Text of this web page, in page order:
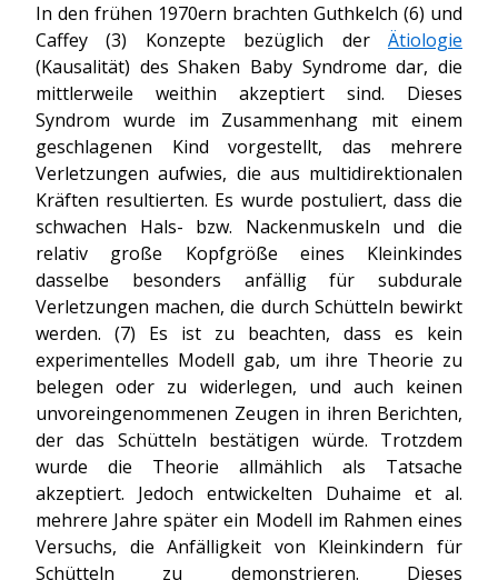
In den frühen 1970ern brachten Guthkelch (6) und
Caffey (3) Konzepte bezüglich der Ätiologie
(Kausalität) des Shaken Baby Syndrome dar, die
mittlerweile weithin akzeptiert sind. Dieses
Syndrom wurde im Zusammenhang mit einem
geschlagenen Kind vorgestellt, das mehrere
Verletzungen aufwies, die aus multidirektionalen
Kräften resultierten. Es wurde postuliert, dass die
schwachen Hals- bzw. Nackenmuskeln und die
relativ große Kopfgröße eines Kleinkindes
dasselbe besonders anfällig für subdurale
Verletzungen machen, die durch Schütteln bewirkt
werden. (7) Es ist zu beachten, dass es kein
experimentelles Modell gab, um ihre Theorie zu
belegen oder zu widerlegen, und auch keinen
unvoreingenommenen Zeugen in ihren Berichten,
der das Schütteln bestätigen würde. Trotzdem
wurde die Theorie allmählich als Tatsache
akzeptiert. Jedoch entwickelten Duhaime et al.
mehrere Jahre später ein Modell im Rahmen eines
Versuchs, die Anfälligkeit von Kleinkindern für
Schütteln zu demonstrieren. Dieses